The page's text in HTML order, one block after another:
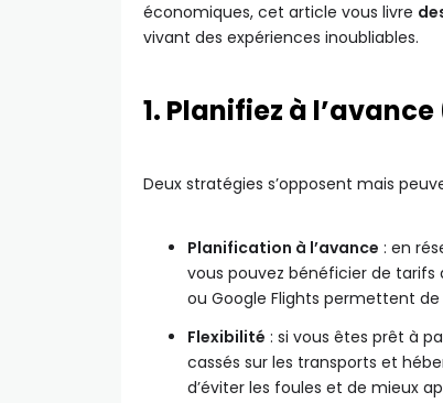
économiques, cet article vous livre
vivant des expériences inoubliables.
1. Planifiez à
Deux stratégies s’opposent mais
Planification à l’avance : en
vous pouvez bénéficier de tarifs
ou Google Flights permettent de
Flexibilité : si vous êtes prêt à
cassés sur les transports et
d’éviter les foules et de mieux